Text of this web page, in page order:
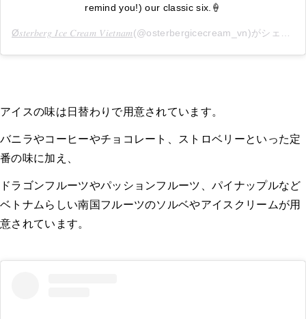
remind you!) our classic six.🍦
Ø𝑠𝑡𝑒𝑟𝑏𝑒𝑟𝑔 𝐼𝑐𝑒 𝐶𝑟𝑒𝑎𝑚 𝑉𝑖𝑒𝑡𝑛𝑎𝑚(@osterbergicecream_vn)がシェアした投稿 -
アイスの味は日替わりで用意されています。
バニラやコーヒーやチョコレート、ストロベリーといった定
番の味に加え、
ドラゴンフルーツやパッションフルーツ、パイナップルなど
ベトナムらしい南国フルーツのソルベやアイスクリームが用
意されています。